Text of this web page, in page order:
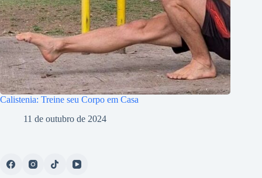
Calistenia: Treine seu Corpo em Casa
11 de outubro de 2024